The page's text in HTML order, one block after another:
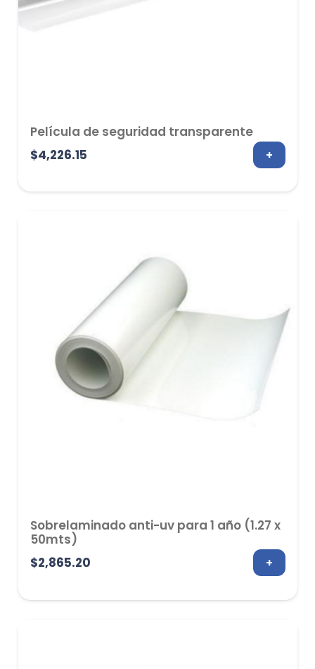
Película de seguridad transparente
$4,226.15 +
Sobrelaminado anti-uv para 1 año (1.27 x
50mts)
$2,865.20 +